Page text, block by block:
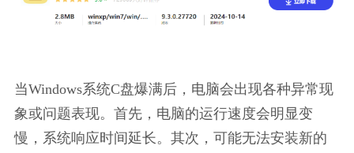
当Windows系统C盘爆满后，电脑会出现各种异常现
象或问题表现。首先，电脑的运行速度会明显变
慢，系统响应时间延长。其次，可能无法安装新的